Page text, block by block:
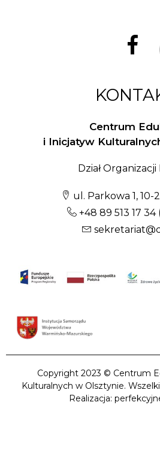
Centrum
i Inicjatyw
Dział
ul. Parkowa 1, 10-
+48 89 513 17 34
Copyright 2023 © Centrum
Kulturalnych w Olsztynie.
Realizacja: